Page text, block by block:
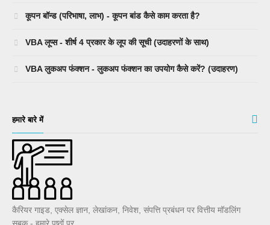
कूपन बॉन्ड (परिभाषा, लाभ) - कूपन बांड कैसे काम करता है?
VBA लूप्स - शीर्ष 4 प्रकार के लूप की सूची (उदाहरणों के साथ)
VBA लुकअप फंक्शन - लुकअप फंक्शन का उपयोग कैसे करें? (उदाहरण)
हमारे बारे में
कैरियर गाइड, एक्सेल ज्ञान, लेखांकन, निवेश, संपत्ति प्रबंधन पर वित्तीय मॉडलिंग